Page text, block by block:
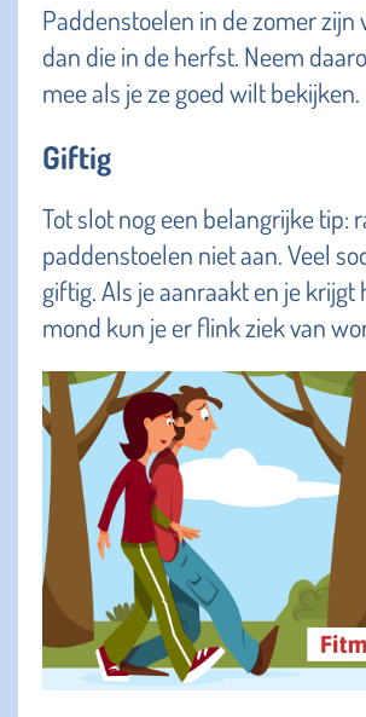
Paddenstoelen in de zomer zijn
dan die in de herfst. Neem
mee als je ze goed wilt bekijken.
Giftig
Tot slot nog een belangrijke tip:
paddenstoelen niet aan. Veel
giftig. Als je aanraakt en je krijgt
mond kun je er flink ziek van